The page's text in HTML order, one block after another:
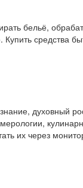
бельё,
Купить средства
духовный
их через